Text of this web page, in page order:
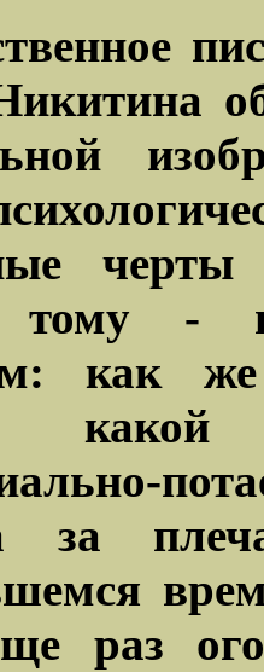
черты
-
как
какой
за
раз